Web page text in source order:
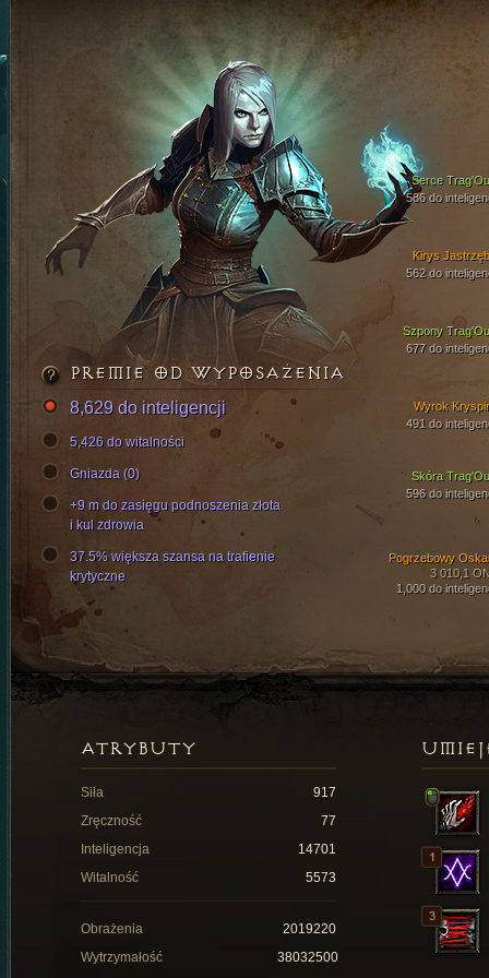
Kirys
562 do
Szpony
677 do
Serce
586 do
Skóra
596 do
Pogrzebowy
3 010,1
1,000 do
Wyrok
491 do
PREMIE OD WYPOSAŻENIA
8,629 do inteligencji
5,426 do witalności
Gniazda (0)
+9 m do zasięgu podnoszenia złota
i kul zdrowia
37.5% większa szansa na trafienie
krytyczne
ATRYBUTY
Siła
917
Zręczność
77
Inteligencja
14701
Witalność
5573
Obrażenia
2019220
Wytrzymałość
38032500